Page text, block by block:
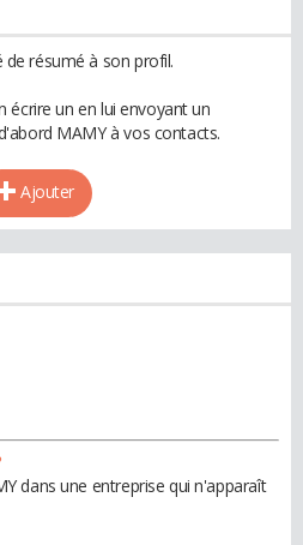
résumé à son profil.
écrire un en lui envoyant un
MAMY à vos contacts.
Ajouter
dans une entreprise qui n'apparaît